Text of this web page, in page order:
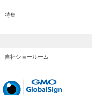
特集
自社ショールーム